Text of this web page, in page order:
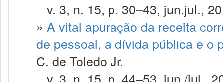
v. 3, n. 15, p. 30–43, jun.jul.,
» A vital apuração da receita
de pessoal, a dívida pública e o
C. de Toledo Jr.
v. 3, n. 15, p. 44–53, jun./jul.,